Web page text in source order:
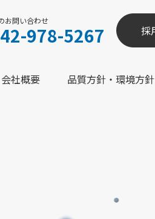
お問い合わせ
978-5267 採
会社概要 品質方針・環境方針